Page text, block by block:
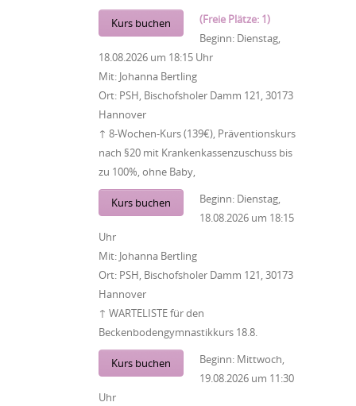
Kurs buchen
(Freie Plätze: 1)
Beginn: Dienstag,
18.08.2026 um 18:15 Uhr
Mit: Johanna Bertling
Ort: PSH, Bischofsholer Damm 121, 30173
Hannover
↑ 8-Wochen-Kurs (139€), Präventionskurs
nach §20 mit Krankenkassenzuschuss bis
zu 100%, ohne Baby,
Kurs buchen Beginn: Dienstag,
18.08.2026 um 18:15
Uhr
Mit: Johanna Bertling
Ort: PSH, Bischofsholer Damm 121, 30173
Hannover
↑ WARTELISTE für den
Beckenbodengymnastikkurs 18.8.
Kurs buchen Beginn: Mittwoch,
19.08.2026 um 11:30
Uhr